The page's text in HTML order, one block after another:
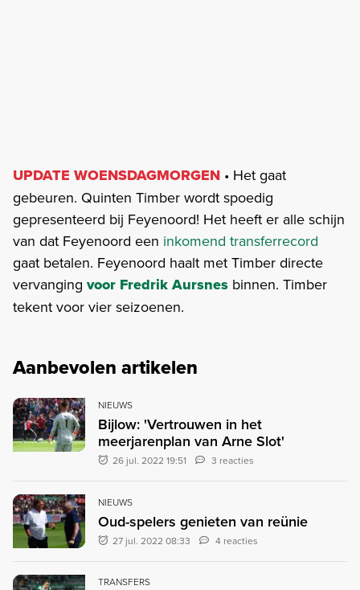
UPDATE WOENSDAGMORGEN • Het gaat
gebeuren. Quinten Timber wordt spoedig
gepresenteerd bij Feyenoord! Het heeft er alle schijn
van dat Feyenoord een inkomend transferrecord
gaat betalen. Feyenoord haalt met Timber directe
vervanging voor Fredrik Aursnes binnen. Timber
tekent voor vier seizoenen.
Aanbevolen artikelen
NIEUWS
Bijlow: 'Vertrouwen in het
meerjarenplan van Arne Slot'
26 jul. 2022 19:51 3 reacties
NIEUWS
Oud-spelers genieten van reünie
27 jul. 2022 08:33 4 reacties
TRANSFERS